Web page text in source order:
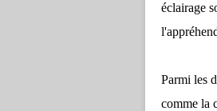
éclairage
Parmi les
comme la